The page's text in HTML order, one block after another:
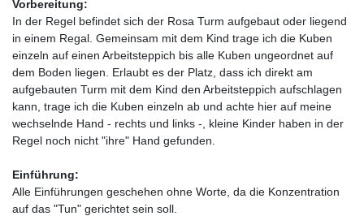
Vorbereitung:
In der Regel befindet sich der Rosa Turm aufgebaut oder liegend
in einem Regal. Gemeinsam mit dem Kind trage ich die Kuben
einzeln auf einen Arbeitsteppich bis alle Kuben ungeordnet auf
dem Boden liegen. Erlaubt es der Platz, dass ich direkt am
aufgebauten Turm mit dem Kind den Arbeitsteppich aufschlagen
kann, trage ich die Kuben einzeln ab und achte hier auf meine
wechselnde Hand - rechts und links -, kleine Kinder haben in der
Regel noch nicht "ihre" Hand gefunden.
Einführung:
Alle Einführungen geschehen ohne Worte, da die Konzentration
auf das "Tun" gerichtet sein soll.